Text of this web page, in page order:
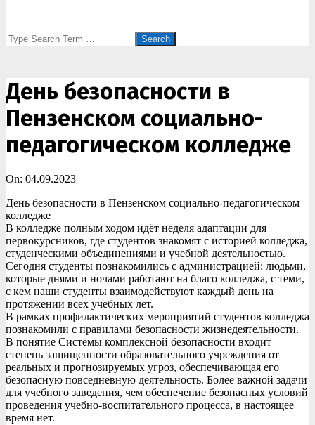
Search
День безопасности в
Пензенском социально-
педагогическом колледже
On: 04.09.2023
День безопасности в Пензенском социально-педагогическом
колледже
В колледже полным ходом идёт неделя адаптации для
первокурсников, где студентов знакомят с историей колледжа,
студенческими объединениями и учебной деятельностью.
Сегодня студенты познакомились с администрацией: людьми,
которые днями и ночами работают на благо колледжа, с теми,
с кем наши студенты взаимодействуют каждый день на
протяжении всех учебных лет.
В рамках профилактических мероприятий студентов колледжа
познакомили с правилами безопасности жизнедеятельности.
В понятие Системы комплексной безопасности входит
степень защищенности образовательного учреждения от
реальных и прогнозируемых угроз, обеспечивающая его
безопасную повседневную деятельность. Более важной задачи
для учебного заведения, чем обеспечение безопасных условий
проведения учебно-воспитательного процесса, в настоящее
время нет.